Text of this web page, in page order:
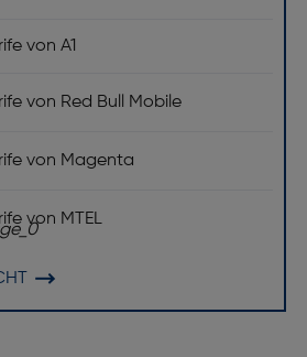
von A1
von Red Bull Mobile
von Magenta
von MTEL